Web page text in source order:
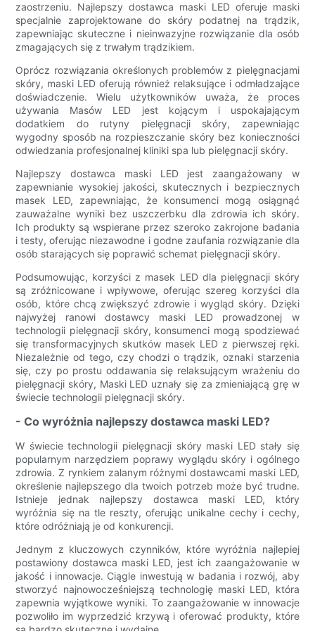
zaostrzeniu. Najlepszy dostawca maski LED oferuje maski
specjalnie zaprojektowane do skóry podatnej na trądzik,
zapewniając skuteczne i nieinwazyjne rozwiązanie dla osób
zmagających się z trwałym trądzikiem.
Oprócz rozwiązania określonych problemów z pielęgnacjami
skóry, maski LED oferują również relaksujące i odmładzające
doświadczenie. Wielu użytkowników uważa, że ​​proces
używania Masów LED jest kojącym i uspokajającym
dodatkiem do rutyny pielęgnacji skóry, zapewniając
wygodny sposób na rozpieszczanie skóry bez konieczności
odwiedzania profesjonalnej kliniki spa lub pielęgnacji skóry.
Najlepszy dostawca maski LED jest zaangażowany w
zapewnianie wysokiej jakości, skutecznych i bezpiecznych
masek LED, zapewniając, że konsumenci mogą osiągnąć
zauważalne wyniki bez uszczerbku dla zdrowia ich skóry.
Ich produkty są wspierane przez szeroko zakrojone badania
i testy, oferując niezawodne i godne zaufania rozwiązanie dla
osób starających się poprawić schemat pielęgnacji skóry.
Podsumowując, korzyści z masek LED dla pielęgnacji skóry
są zróżnicowane i wpływowe, oferując szereg korzyści dla
osób, które chcą zwiększyć zdrowie i wygląd skóry. Dzięki
najwyżej ranowi dostawcy maski LED prowadzonej w
technologii pielęgnacji skóry, konsumenci mogą spodziewać
się transformacyjnych skutków masek LED z pierwszej ręki.
Niezależnie od tego, czy chodzi o trądzik, oznaki starzenia
się, czy po prostu oddawania się relaksującym wrażeniu do
pielęgnacji skóry, Maski LED uznały się za zmieniającą grę w
świecie technologii pielęgnacji skóry.
- Co wyróżnia najlepszy dostawca maski LED?
W świecie technologii pielęgnacji skóry maski LED stały się
popularnym narzędziem poprawy wyglądu skóry i ogólnego
zdrowia. Z rynkiem zalanym różnymi dostawcami maski LED,
określenie najlepszego dla twoich potrzeb może być trudne.
Istnieje jednak najlepszy dostawca maski LED, który
wyróżnia się na tle reszty, oferując unikalne cechy i cechy,
które odróżniają je od konkurencji.
Jednym z kluczowych czynników, które wyróżnia najlepiej
postawiony dostawca maski LED, jest ich zaangażowanie w
jakość i innowacje. Ciągle inwestują w badania i rozwój, aby
stworzyć najnowocześniejszą technologię maski LED, która
zapewnia wyjątkowe wyniki. To zaangażowanie w innowacje
pozwoliło im wyprzedzić krzywą i oferować produkty, które